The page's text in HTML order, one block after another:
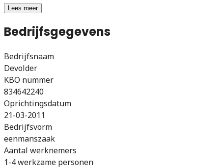
Lees meer
Bedrijfsgegevens
Bedrijfsnaam
Devolder
KBO nummer
834642240
Oprichtingsdatum
21-03-2011
Bedrijfsvorm
eenmanszaak
Aantal werknemers
1-4 werkzame personen